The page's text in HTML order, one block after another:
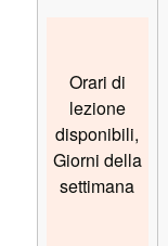
Orari di
lezione
disponibili,
Giorni della
settimana